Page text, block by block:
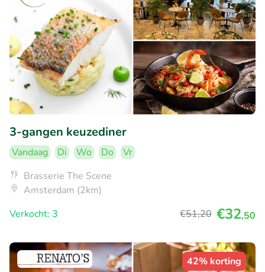
3-gangen keuzediner
Vandaag Di Wo Do
Vr
Brasserie The Scene
Amsterdam (2km)
Verkocht: 3
€51,20 €32,50
42% korting